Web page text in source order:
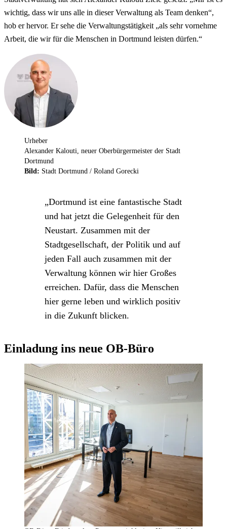
wichtig, dass wir uns alle in dieser Verwaltung als Team denken“,
hob er hervor. Er sehe die Verwaltungstätigkeit „als sehr vornehme
Arbeit, die wir für die Menschen in Dortmund leisten dürfen.“
Urheber
Alexander Kalouti, neuer Oberbürgermeister der Stadt
Dortmund
Bild: Stadt Dortmund / Roland Gorecki
Dortmund ist eine fantastische Stadt
und hat jetzt die Gelegenheit für den
Neustart. Zusammen mit der
Stadtgesellschaft, der Politik und auf
jeden Fall auch zusammen mit der
Verwaltung können wir hier Großes
erreichen. Dafür, dass die Menschen
hier gerne leben und wirklich positiv
in die Zukunft blicken.
Einladung ins neue OB-Büro